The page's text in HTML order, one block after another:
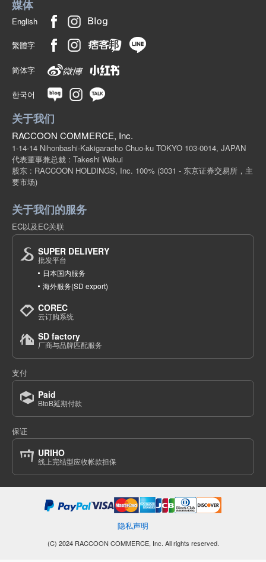
媒体
English
繁體字
简体字
한국어
关于我们
RACCOON COMMERCE, Inc.
1-14-14 Nihonbashi-Kakigaracho Chuo-ku TOKYO 103-0014, JAPAN
代表董事兼总裁 : Takeshi Wakui
股东 : RACCOON HOLDINGS, Inc. 100% (3031 - 东京证券交易所，主
要市场)
关于我们的服务
EC以及EC关联
SUPER DELIVERY
批发平台
日本国内服务
海外服务(SD export)
COREC
云订购系统
SD factory
厂商与品牌匹配服务
支付
Paid
BtoB延期付款
保证
URIHO
线上完结型应收帐款担保
隐私声明
(C) 2024 RACCOON COMMERCE, Inc. All rights reserved.